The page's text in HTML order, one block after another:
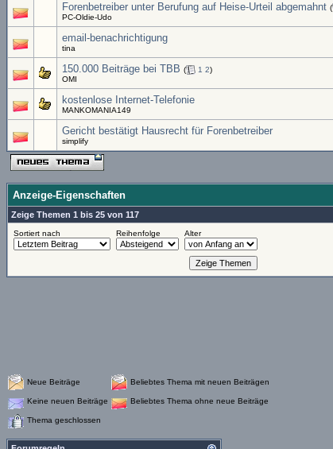
Forenbetreiber unter Berufung auf Heise-Urteil abgemahnt (
PC-Oldie-Udo
email-benachrichtigung
tina
150.000 Beiträge bei TBB ( 1 2)
OMI
kostenlose Internet-Telefonie
MANKOMANIA149
Gericht bestätigt Hausrecht für Forenbetreiber
simplify
Anzeige-Eigenschaften
Zeige Themen 1 bis 25 von 117
Sortiert nach Reihenfolge Alter
Neue Beiträge Beliebtes Thema mit neuen Beiträgen
Keine neuen Beiträge Beliebtes Thema ohne neue Beiträge
Thema geschlossen